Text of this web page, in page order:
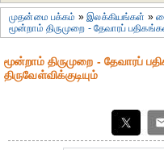
முதன்மை பக்கம் »இலக்கியங்கள் »
மூன்றாம் திருமுறை - தேவாரப்
மூன்றாம் திருமுறை - தேவாரப்
திருவேள்விக்குடியும்